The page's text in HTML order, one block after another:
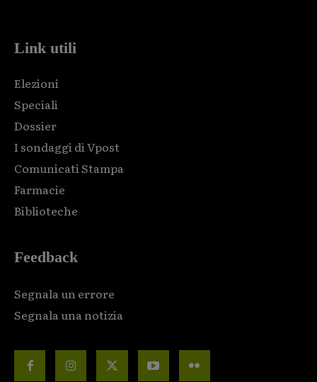
Link utili
Elezioni
Speciali
Dossier
I sondaggi di Vpost
Comunicati Stampa
Farmacie
Biblioteche
Feedback
Segnala un errore
Segnala una notizia